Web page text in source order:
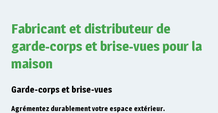
Fabricant et distributeur de
garde-corps et brise-vues pour la
maison
Garde-corps et brise-vues
Agrémentez durablement votre espace extérieur.